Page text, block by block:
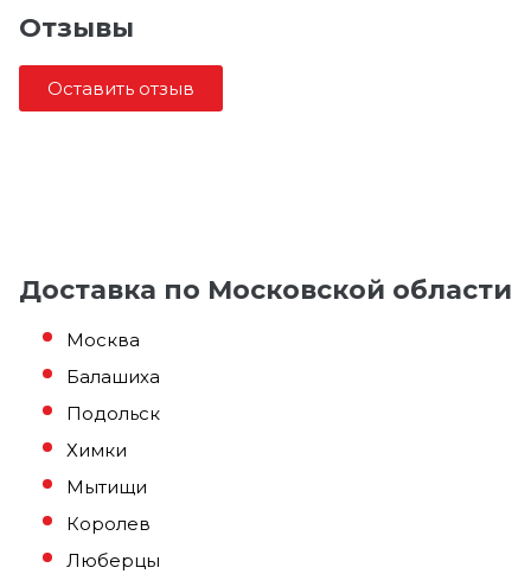
Отзывы
Оставить отзыв
Доставка по Московской области
Москва
Балашиха
Подольск
Химки
Мытищи
Королев
Люберцы